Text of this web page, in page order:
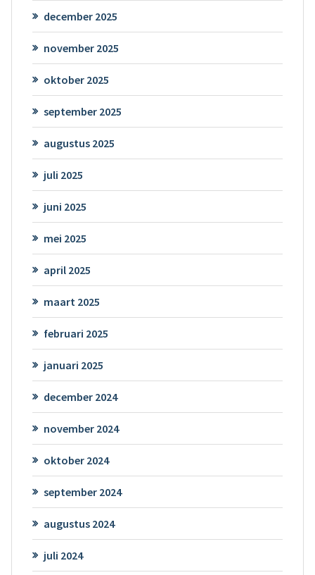
december 2025
november 2025
oktober 2025
september 2025
augustus 2025
juli 2025
juni 2025
mei 2025
april 2025
maart 2025
februari 2025
januari 2025
december 2024
november 2024
oktober 2024
september 2024
augustus 2024
juli 2024